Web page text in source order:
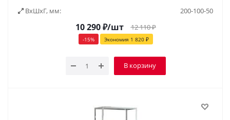
ВxШxГ, мм: 200-100-50
10 290₽/шт 12 110₽
-15% Экономия 1 820₽
В корзину